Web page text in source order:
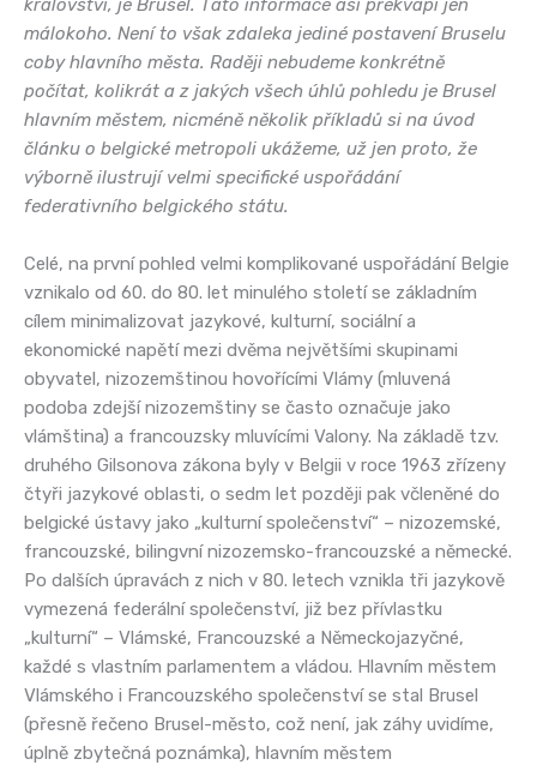
království, je Brusel. Tato informace asi překvapí jen
málokoho. Není to však zdaleka jediné postavení Bruselu
coby hlavního města. Raději nebudeme konkrétně
počítat, kolikrát a z jakých všech úhlů pohledu je Brusel
hlavním městem, nicméně několik příkladů si na úvod
článku o belgické metropoli ukážeme, už jen proto, že
výborně ilustrují velmi specifické uspořádání
federativního belgického státu.
Celé, na první pohled velmi komplikované uspořádání Belgie
vznikalo od 60. do 80. let minulého století se základním
cílem minimalizovat jazykové, kulturní, sociální a
ekonomické napětí mezi dvěma největšími skupinami
obyvatel, nizozemštinou hovořícími Vlámy (mluvená
podoba zdejší nizozemštiny se často označuje jako
vlámština) a francouzsky mluvícími Valony. Na základě tzv.
druhého Gilsonova zákona byly v Belgii v roce 1963 zřízeny
čtyři jazykové oblasti, o sedm let později pak včleněné do
belgické ústavy jako „kulturní společenství“ – nizozemské,
francouzské, bilingvní nizozemsko-francouzské a německé.
Po dalších úpravách z nich v 80. letech vznikla tři jazykově
vymezená federální společenství, již bez přívlastku
„kulturní“ – Vlámské, Francouzské a Německojazyčné,
každé s vlastním parlamentem a vládou. Hlavním městem
Vlámského i Francouzského společenství se stal Brusel
(přesně řečeno Brusel-město, což není, jak záhy uvidíme,
úplně zbytečná poznámka), hlavním městem